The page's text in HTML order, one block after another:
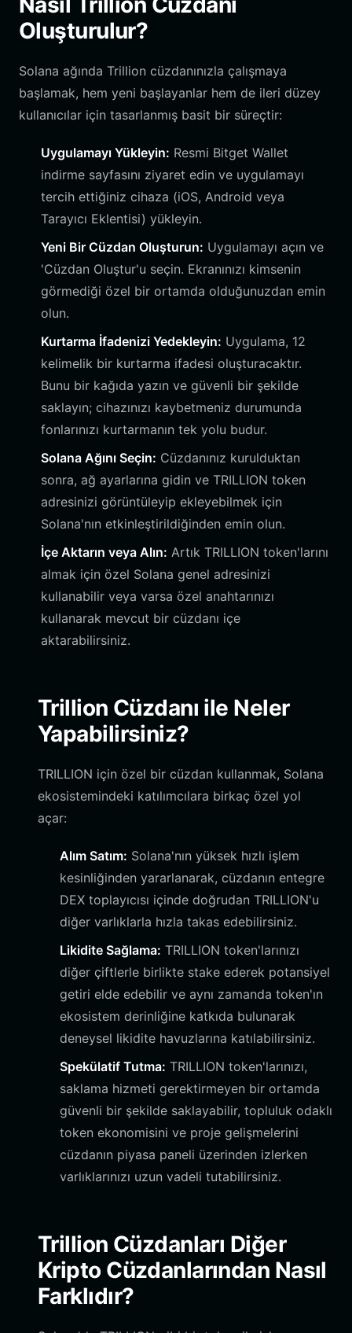
Oluşturulur?
Solana ağında Trillion cüzdanınızla çalışmaya
başlamak, hem yeni başlayanlar hem de ileri düzey
kullanıcılar için tasarlanmış basit bir süreçtir:
Uygulamayı Yükleyin: Resmi Bitget Wallet
indirme sayfasını ziyaret edin ve uygulamayı
tercih ettiğiniz cihaza (iOS, Android veya
Tarayıcı Eklentisi) yükleyin.
Yeni Bir Cüzdan Oluşturun: Uygulamayı açın ve
'Cüzdan Oluştur'u seçin. Ekranınızı kimsenin
görmediği özel bir ortamda olduğunuzdan emin
olun.
Kurtarma İfadenizi Yedekleyin: Uygulama, 12
kelimelik bir kurtarma ifadesi oluşturacaktır.
Bunu bir kağıda yazın ve güvenli bir şekilde
saklayın; cihazınızı kaybetmeniz durumunda
fonlarınızı kurtarmanın tek yolu budur.
Solana Ağını Seçin: Cüzdanınız kurulduktan
sonra, ağ ayarlarına gidin ve TRILLION token
adresinizi görüntüleyip ekleyebilmek için
Solana'nın etkinleştirildiğinden emin olun.
İçe Aktarın veya Alın: Artık TRILLION token'larını
almak için özel Solana genel adresinizi
kullanabilir veya varsa özel anahtarınızı
kullanarak mevcut bir cüzdanı içe
aktarabilirsiniz.
Trillion Cüzdanı ile Neler
Yapabilirsiniz?
TRILLION için özel bir cüzdan kullanmak, Solana
ekosistemindeki katılımcılara birkaç özel yol
açar:
Alım Satım: Solana'nın yüksek hızlı işlem
kesinliğinden yararlanarak, cüzdanın entegre
DEX toplayıcısı içinde doğrudan TRILLION'u
diğer varlıklarla hızla takas edebilirsiniz.
Likidite Sağlama: TRILLION token'larınızı
diğer çiftlerle birlikte stake ederek potansiyel
getiri elde edebilir ve aynı zamanda token'ın
ekosistem derinliğine katkıda bulunarak
deneysel likidite havuzlarına katılabilirsiniz.
Spekülatif Tutma: TRILLION token'larınızı,
saklama hizmeti gerektirmeyen bir ortamda
güvenli bir şekilde saklayabilir, topluluk odaklı
token ekonomisini ve proje gelişmelerini
cüzdanın piyasa paneli üzerinden izlerken
varlıklarınızı uzun vadeli tutabilirsiniz.
Trillion Cüzdanları Diğer
Kripto Cüzdanlarından Nasıl
Farklıdır?